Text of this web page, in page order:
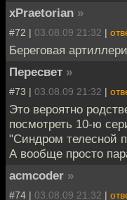
xPraetorian »
#72 | 03.08.09 21:32 |
Береговая
Пересвет »
#73 | 03.08.09 21:32 |
Это вероятно
посмотреть 10-ю
"Синдром телесной
А вообще просто
acmcoder »
#74 | 03.08.09 21:32 |